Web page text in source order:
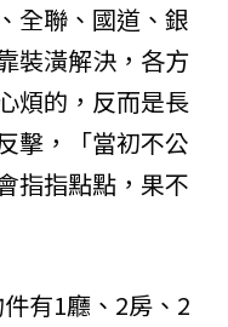
全聯、國道、銀
裝潢解決，各方
煩的，反而是長
擊，「當初不公
指指點點，果不
有1廳、2房、2